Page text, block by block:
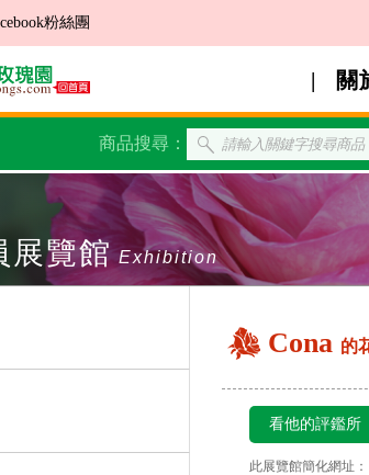
粉絲團
關
商品搜尋：
展覽館 Exhibition
Cona 的
看他的評鑑所
此展覽館簡化網址：